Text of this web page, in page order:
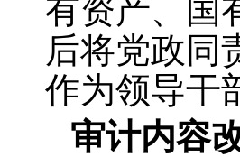
有资产、国
后将党政同
作为领导干
审计内容